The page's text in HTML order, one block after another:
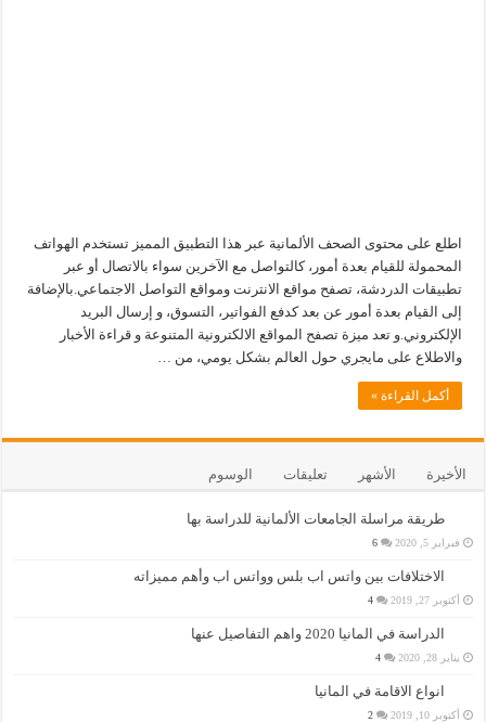
اطلع على محتوى الصحف الألمانية عبر هذا التطبيق المميز تستخدم الهواتف
المحمولة للقيام بعدة أمور، كالتواصل مع الآخرين سواء بالاتصال أو عبر
تطبيقات الدردشة، تصفح مواقع الانترنت ومواقع التواصل الاجتماعي.بالإضافة
إلى القيام بعدة أمور عن بعد كدفع الفواتير، التسوق، و إرسال البريد
الإلكتروني.و تعد ميزة تصفح المواقع الالكترونية المتنوعة و قراءة الأخبار
والاطلاع على مايجري حول العالم بشكل يومي، من …
أكمل القراءة »
الأخيرة الأشهر تعليقات الوسوم
طريقة مراسلة الجامعات الألمانية للدراسة بها
فبراير 5, 2020 6
الاختلافات بين واتس اب بلس وواتس اب وأهم مميزاته
أكتوبر 27, 2019 4
الدراسة في المانيا 2020 واهم التفاصيل عنها
يناير 28, 2020 4
انواع الاقامة في المانيا
أكتوبر 10, 2019 2